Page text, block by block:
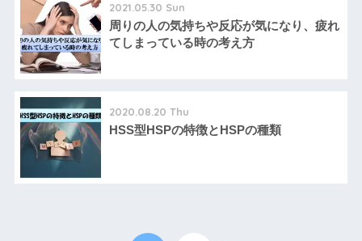
2021.05.30 Sun
周りの人の気持ちや反応が気になり、疲れ
てしまっている時の考え方
2020.08.20 Thu
HSS型HSPの特徴とHSPの種類